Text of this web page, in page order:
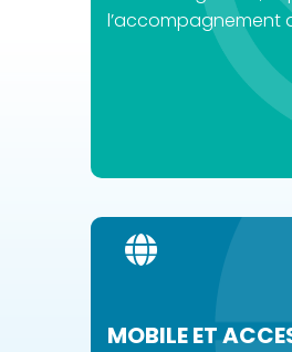
l’accompagnement
MOBILE ET